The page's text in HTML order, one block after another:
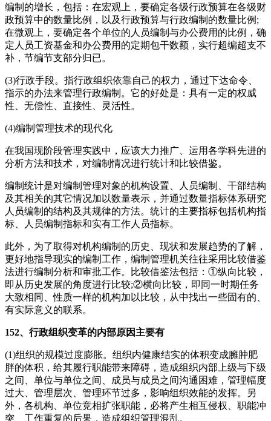
编制的增长，包括：在宏观上，要确定各级行政预算在各级财
政预算中的数量比例，以及行政预算与行政编制的数量比例;
在微观上，要确定各个单位的人员编制与办公费用的比例，确
定人员工资基金和办公费用的定期包干数额，实行超编超支不
补，节编节支部分归已。
(3)行政手段。指行政组织依靠自己的权力，通过下达命令、
指示的办法来管理行政编制。它的好处是：具有一定的权威
性、无偿性、直接性、灵活性。
(4)编制管理技术的现代化
在我国现阶段管理实践中，应该大力推广、运用各学科先进的
分析方法和技术，对编制情况进行统计和比较借鉴。
编制统计是对编制管理对象的机构设置、人员编制、干部结构
及其相关的其它情况加以数量表示，并通过数量指标体系研究
人员编制的结构及其规律的方法。统计的主要指标包括机构指
标、人员编制指标和实有工作人员指标。
此外，为了取得对机构编制的历史、现状和发展趋势的了解，
更好地指导现实的编制工作，编制管理机关往往采用比较借鉴
法进行编制分析和审批工作。比较借鉴法包括：①纵向比较，
即从历史发展的角度进行比较;②横向比较，即同一时期任务
大致相同、性质一样的机构加以比较，从中找出一些固有的、
有实际意义的联系。
152、行政组织变革的内部原因主要有
(1)组织的规模过度膨胀。组织内健康结实的体积变成臃肿肥
胖的体积，给其履行职能带来障碍，造成组织内部上级与下级
之间、单位与单位之间、成员与成员之间沟通困难，管理幅度
过大、管理层次、管理环节过多，影响组织效能的发挥。另
外，各机构、单位竞相扩张职能，必将产生相互侵权、职能冲
突、工作重复的后果，造成组织管理混乱。